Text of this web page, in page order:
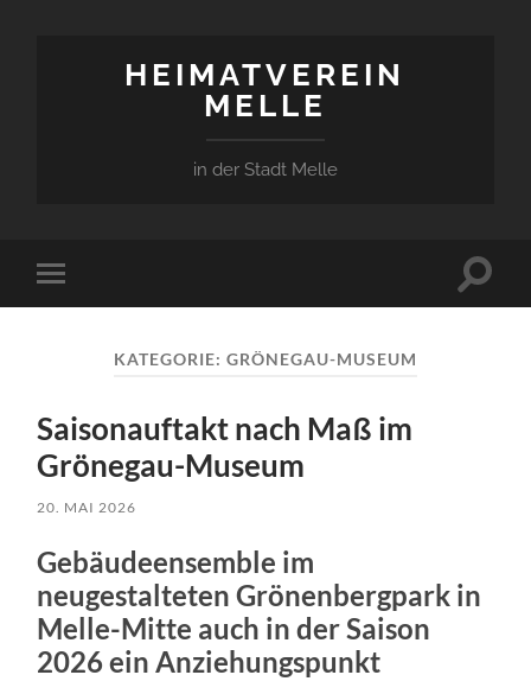
HEIMATVEREIN
MELLE
in der Stadt Melle
Mobile-
Menü
KATEGORIE: GRÖNEGAU-MUSEUM
Saisonauftakt nach Maß im
Grönegau-Museum
20. MAI 2026
Gebäudeensemble im
neugestalteten Grönenbergpark in
Melle-Mitte auch in der Saison
2026 ein Anziehungspunkt